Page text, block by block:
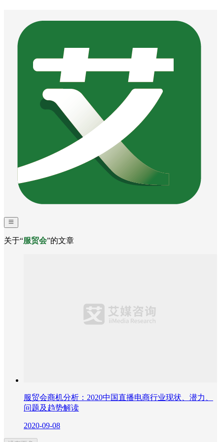
关于“服贸会”的文章
服贸会商机分析：2020中国直播电商行业现状、潜力、
问题及趋势解读
2020-09-08